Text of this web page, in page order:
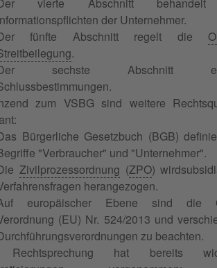
vierte Abschnitt
der Unternehmer.
fünfte Abschnitt regelt die
.
sechste Abschnitt
zum VSBG sind weitere
Bürgerliche Gesetzbuch (BGB)
"Verbraucher" und "Unternehmer".
Zivilprozessordnung (ZPO)
herangezogen.
europäischer Ebene sind die
(EU) Nr. 524/2013 und
zu beachten.
hat bereits